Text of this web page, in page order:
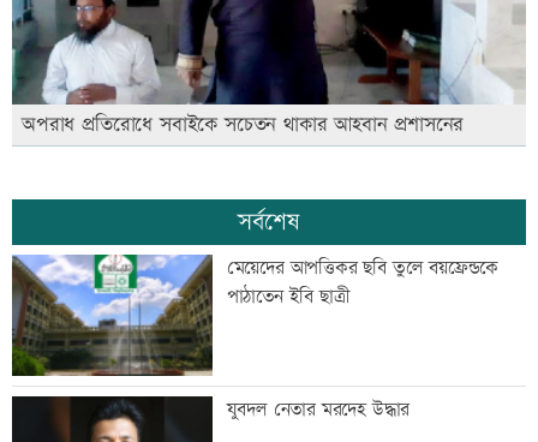
অপরাধ প্রতিরোধে সবাইকে সচেতন থাকার আহবান প্রশাসনের
সর্বশেষ
মেয়েদের আপত্তিকর ছবি তুলে বয়ফ্রেন্ডকে
পাঠাতেন ইবি ছাত্রী
যুবদল নেতার মরদেহ উদ্ধার